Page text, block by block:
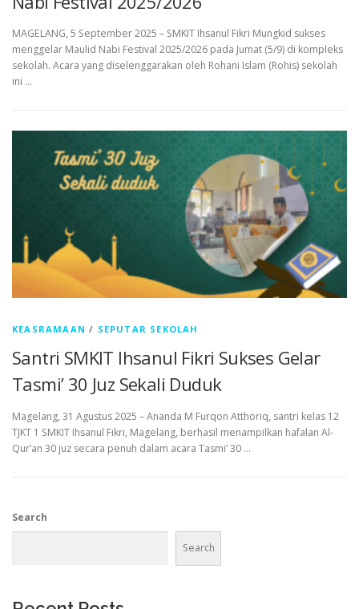
MAGELANG, 5 September 2025 – SMKIT Ihsanul Fikri Mungkid sukses
menggelar Maulid Nabi Festival 2025/2026 pada Jumat (5/9) di kompleks
sekolah. Acara yang diselenggarakan oleh Rohani Islam (Rohis) sekolah
ini …
KEASRAMAAN / SEPUTAR SEKOLAH
Santri SMKIT Ihsanul Fikri Sukses Gelar
Tasmi’ 30 Juz Sekali Duduk
Magelang, 31 Agustus 2025 – Ananda M Furqon Atthoriq, santri kelas 12
TJKT 1 SMKIT Ihsanul Fikri, Magelang, berhasil menampilkan hafalan Al-
Qur’an 30 juz secara penuh dalam acara Tasmi’ 30 …
Search
Search